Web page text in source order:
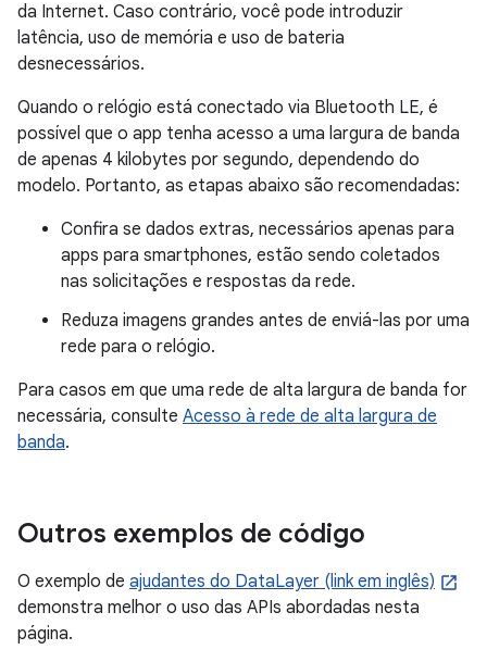
da Internet. Caso contrário, você pode introduzir
latência, uso de memória e uso de bateria
desnecessários.
Quando o relógio está conectado via Bluetooth LE, é
possível que o app tenha acesso a uma largura de banda
de apenas 4 kilobytes por segundo, dependendo do
modelo. Portanto, as etapas abaixo são recomendadas:
Confira se dados extras, necessários apenas para
apps para smartphones, estão sendo coletados
nas solicitações e respostas da rede.
Reduza imagens grandes antes de enviá-las por uma
rede para o relógio.
Para casos em que uma rede de alta largura de banda for
necessária, consulte Acesso à rede de alta largura de
banda.
Outros exemplos de código
O exemplo de ajudantes do DataLayer (link em inglês)
demonstra melhor o uso das APIs abordadas nesta
página.